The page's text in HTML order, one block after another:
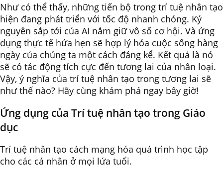
Như có thể thấy, những tiến bộ trong trí tuệ nhân tạo
hiện đang phát triển với tốc độ nhanh chóng. Kỷ
nguyên sắp tới của AI nắm giữ vô số cơ hội. Và ứng
dụng thực tế hứa hẹn sẽ hợp lý hóa cuộc sống hàng
ngày của chúng ta một cách đáng kể. Kết quả là nó
sẽ có tác động tích cực đến tương lai của nhân loại.
Vậy, ý nghĩa của trí tuệ nhân tạo trong tương lai sẽ
như thế nào? Hãy cùng khám phá ngay bây giờ!
Ứng dụng của Trí tuệ nhân tạo trong Giáo
dục
Trí tuệ nhân tạo cách mạng hóa quá trình học tập
cho các cá nhân ở mọi lứa tuổi.